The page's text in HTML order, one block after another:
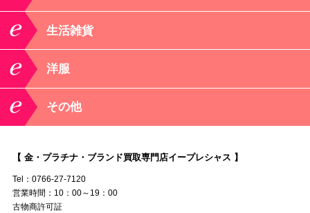
生活雑貨
洋服
その他
【 金・プラチナ・ブランド買取専門店イープレシャス 】
Tel：0766-27-7120
営業時間：10：00～19：00
古物商許可証